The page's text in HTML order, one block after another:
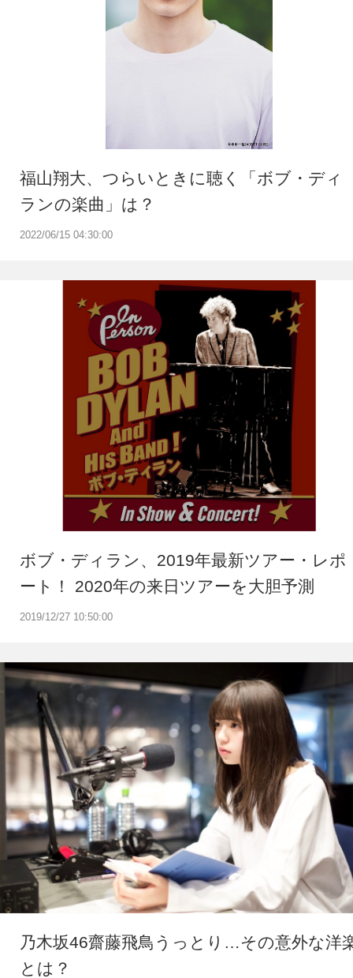
2022/06/15 04:30:00
福山翔大、つらいときに聴く「ボブ・ディ
ランの楽曲」は？
2019/12/27 10:50:00
ボブ・ディラン、2019年最新ツアー・レポ
ート！ 2020年の来日ツアーを大胆予測
乃木坂46齋藤飛鳥うっとり…その意外な洋
とは？